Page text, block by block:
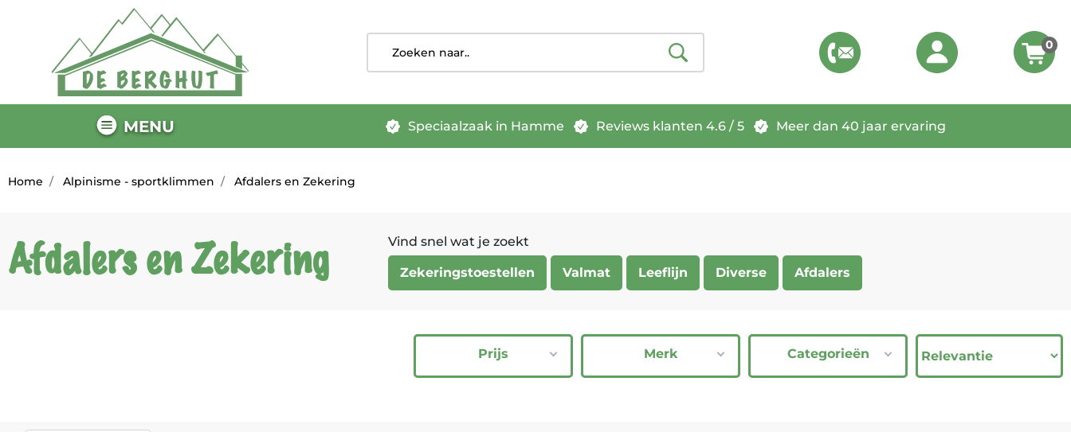
0
MENU Speciaalzaak in Hamme Reviews klanten 4.6 / 5 Meer dan 40 jaar ervaring
Home Alpinisme - sportklimmen Afdalers en Zekering
Afdalers en Zekering Vind snel wat je zoekt
Zekeringstoestellen Valmat Leeflijn Diverse Afdalers
Prijs Merk Categorieën